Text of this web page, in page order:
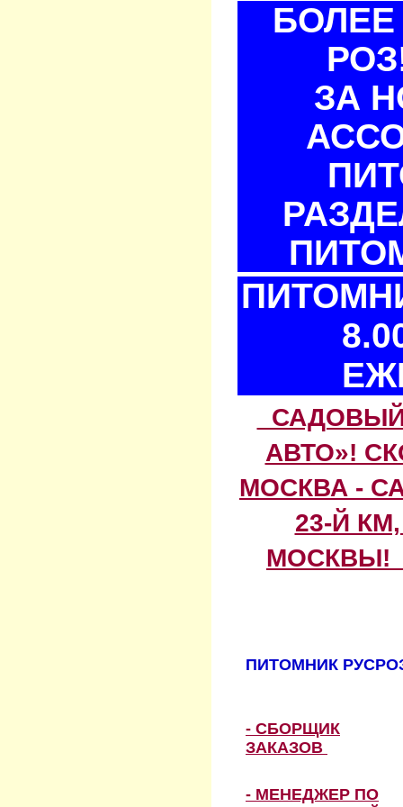
БОЛЕЕ
ЗА
АВТО»!
МОСКВА -
23-Й
МОСКВЫ!
ПИТОМНИК
- СБОРЩИК
ЗАКАЗОВ
- МЕНЕДЖЕР ПО